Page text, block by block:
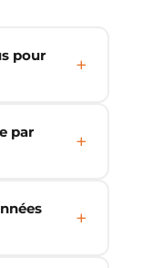
pour
par